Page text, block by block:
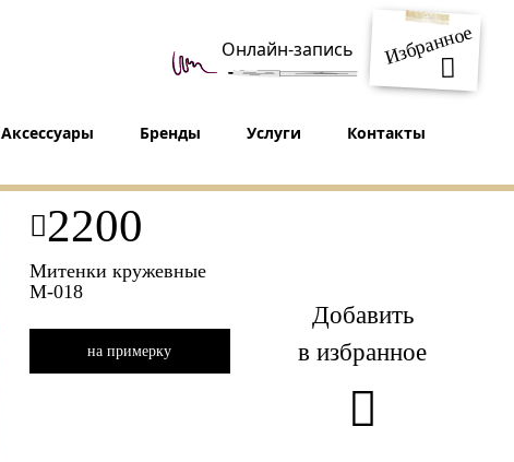
Избранное
Онлайн-запись
Аксессуары Бренды Услуги Контакты
Добавить
в избранное
2200
Митенки кружевные
М-018
на примерку